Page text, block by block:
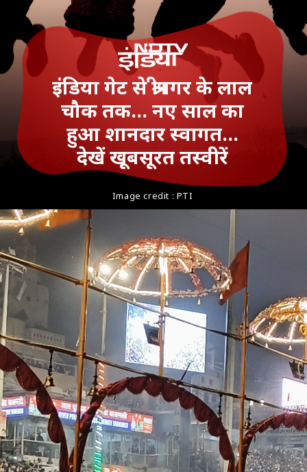
Image credit : PTI
इंडिया गेट से श्रीनगर के लाल
चौक तक... नए साल का
हुआ शानदार स्‍वागत...
देखें खूबसूरत तस्‍वीरें